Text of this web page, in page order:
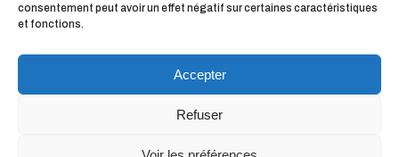
consentement peut avoir un effet négatif sur certaines caractéristiques
et fonctions.
Accepter
Refuser
Dites-nous en plus sur vous, et remplissez le
questionnaire